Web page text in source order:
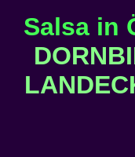
Salsa in